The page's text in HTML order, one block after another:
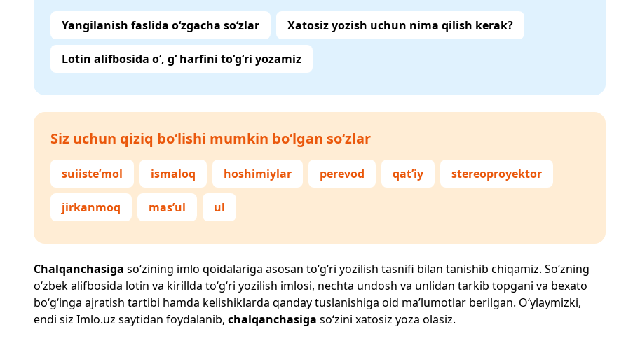
Yangilanish faslida o‘zgacha so‘zlar Xatosiz yozish uchun nima qilish kerak?
Lotin alifbosida o‘, g‘ harfini to‘g‘ri yozamiz
Siz uchun qiziq bo‘lishi mumkin bo‘lgan so‘zlar
suiiste’mol ismaloq hoshimiylar perevod qat’iy stereoproyektor
jirkanmoq mas’ul ul
Chalqanchasiga so‘zining imlo qoidalariga asosan to‘g‘ri yozilish tasnifi bilan tanishib chiqamiz. So‘zning
o‘zbek alifbosida lotin va kirillda to‘g‘ri yozilish imlosi, nechta undosh va unlidan tarkib topgani va bexato
bo‘g‘inga ajratish tartibi hamda kelishiklarda qanday tuslanishiga oid ma’lumotlar berilgan. O‘ylaymizki,
endi siz Imlo.uz saytidan foydalanib, chalqanchasiga so‘zini xatosiz yoza olasiz.